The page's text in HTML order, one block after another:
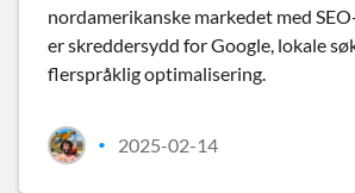
nordamerikanske markedet med
er skreddersydd for Google, lokale
flerspråklig optimalisering.
• 2025-02-14